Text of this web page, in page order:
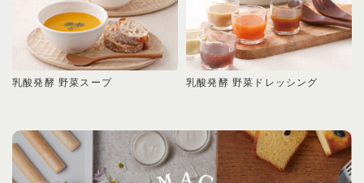
乳酸発酵 野菜スープ 乳酸発酵 野菜ドレッシング